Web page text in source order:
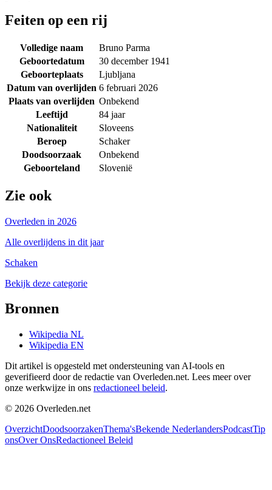
Feiten op een rij
Volledige naam
Bruno Parma
Geboortedatum
30 december 1941
Geboorteplaats
Ljubljana
Datum van overlijden 6 februari 2026
Plaats van overlijden Onbekend
Leeftijd
84 jaar
Nationaliteit
Sloveens
Beroep
Schaker
Doodsoorzaak
Onbekend
Geboorteland
Slovenië
Zie ook
Overleden in 2026
Alle overlijdens in dit jaar
Schaken
Bekijk deze categorie
Bronnen
Wikipedia NL
Wikipedia EN
Dit artikel is opgesteld met ondersteuning van AI-tools en
geverifieerd door de redactie van Overleden.net. Lees meer over
onze werkwijze in ons redactioneel beleid.
© 2026 Overleden.net
OverzichtDoodsoorzakenThema'sBekende NederlandersPodcastTip
onsOver OnsRedactioneel Beleid